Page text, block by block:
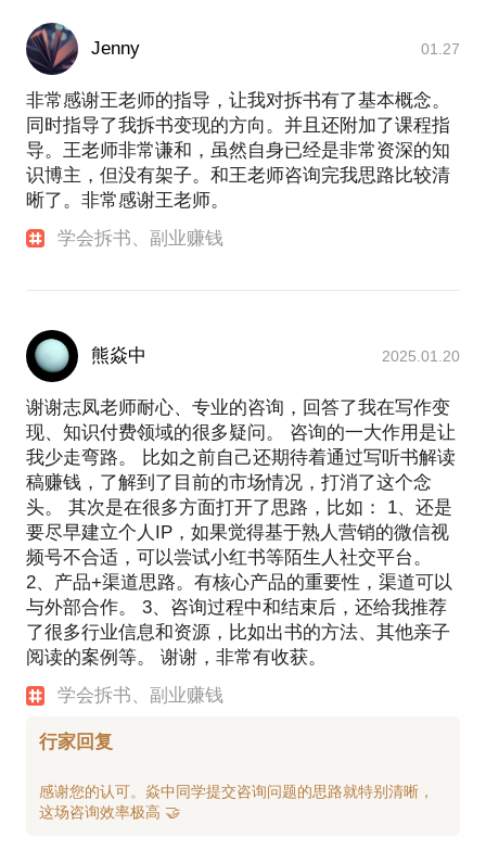
提前发给我，方便我做更精确的准备，提升交流效
个人提供针对性的职业发展建议。
PS.在选择与我咨询前，请把你的问题更具体化。毕
竟一小时的谈话只能解决一个小问题。请把你的问题
提前发给我，方便我做更精确的准备，提升沟通效
• 前IBM高级培训经理
• ACI注册国际职业培训师
Points of You 专业认证讲师
• 中国人民大学培训经理专业认证
• 全球职业社交平台领英认证职场导师
• 拆书学院梦想赋能班情商课导师
• 拆书学院签约商业领拆 、拆EMBA项目经理
《高效能人士7个习惯》、《开好会议》等经典书籍。
【部分服务企业】
百度、小米、中国移动、中体彩、北大方正集团、天
津渤海银行、民生英才、石家庄以岭药业、广联达、
快鱼服饰、四川金广实业（集团）、恒天大学、动因
体育、秦皇岛心理协会等。
Jenny 01.27
非常感谢王老师的指导，让我对拆书有了基本概念。
同时指导了我拆书变现的方向。并且还附加了课程指
导。王老师非常谦和，虽然自身已经是非常资深的知
识博主，但没有架子。和王老师咨询完我思路比较清
晰了。非常感谢王老师。
学会拆书、副业赚钱
熊焱中 2025.01.20
谢谢志凤老师耐心、专业的咨询，回答了我在写作变
现、知识付费领域的很多疑问。 咨询的一大作用是让
我少走弯路。 比如之前自己还期待着通过写听书解读
稿赚钱，了解到了目前的市场情况，打消了这个念
头。 其次是在很多方面打开了思路，比如： 1、还是
要尽早建立个人IP，如果觉得基于熟人营销的微信视
频号不合适，可以尝试小红书等陌生人社交平台。
2、产品+渠道思路。有核心产品的重要性，渠道可以
与外部合作。 3、咨询过程中和结束后，还给我推荐
了很多行业信息和资源，比如出书的方法、其他亲子
阅读的案例等。 谢谢，非常有收获。
学会拆书、副业赚钱
行家回复
感谢您的认可。焱中同学提交咨询问题的思路就特别清晰，